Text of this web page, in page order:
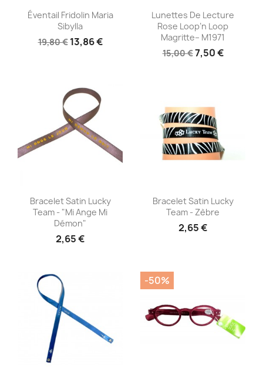
Aperçu rapide
Éventail Fridolin Maria
Sibylla
19,80 € 13,86 €
Aperçu rapide
Lunettes De Lecture
Rose Loop’n Loop
Magritte– M1971
15,00 €7,50 €
Aperçu rapide
Bracelet Satin Lucky
Team - "Mi Ange Mi
Démon"
2,65 €
Aperçu rapide
Bracelet Satin Lucky
Team - Zèbre
2,65 €
-50%